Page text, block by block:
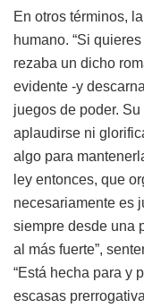
En otros términos,
humano. “Si
rezaba un dicho
evidente -y
juegos de poder.
aplaudirse ni
algo para
ley entonces, que
necesariamente es
siempre desde una
al más fuerte”,
“Está hecha para y
escasas